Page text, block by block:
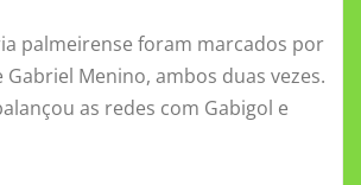
ki
palmeirense foram marcados por
Gabriel Menino, ambos duas vezes.
as redes com Gabigol e